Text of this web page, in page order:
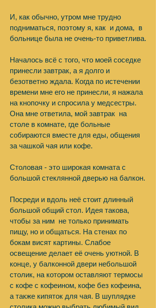
И, как обычно, утром мне трудно
подниматься, поэтому я, как и дома, в
больнице была не очень-то приветлива.
Началось всё с того, что моей соседке
принесли завтрак, а я долго и
безответно ждала. Когда по истечении
времени мне его не принесли, я нажала
на кнопочку и спросила у медсестры.
Она мне ответила, мой завтрак на
столе в комнате, где больные
собираются вместе для еды, общения
за чашкой чая или кофе.
Столовая - это широкая комната с
большой стеклянной дверью на балкон.
Посреди и вдоль неё стоит длинный
большой общий стол. Идея такова,
чтобы за ним не только принимать
пищу, но и общаться. На стенах по
бокам висят картины. Слабое
освещение делает её очень уютной. В
конце, у балконной двери небольшой
столик, на котором оставляют термосы
с кофе с кофеином, кофе без кофеина,
а также кипяток для чая. В шуплядке